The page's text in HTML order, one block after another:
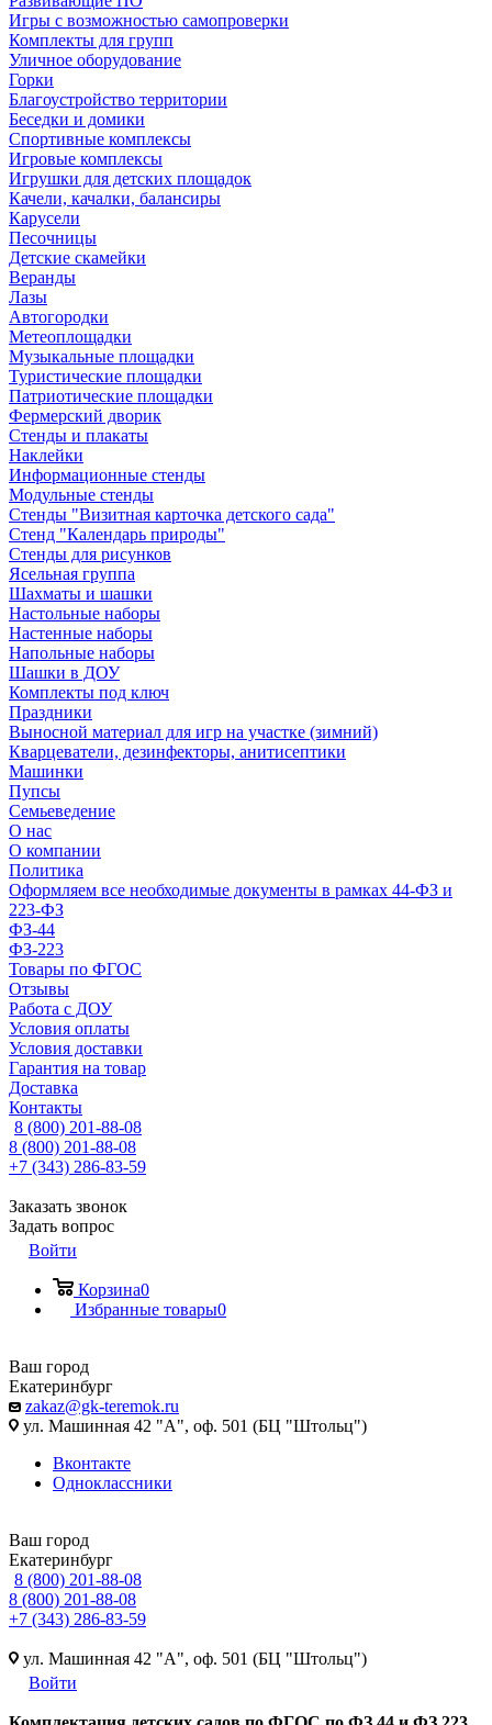
Игры с возможностью самопроверки
Комплекты для групп
Уличное оборудование
Горки
Благоустройство территории
Беседки и домики
Спортивные комплексы
Игровые комплексы
Игрушки для детских площадок
Качели, качалки, балансиры
Карусели
Песочницы
Детские скамейки
Веранды
Лазы
Автогородки
Метеоплощадки
Музыкальные площадки
Туристические площадки
Патриотические площадки
Фермерский дворик
Стенды и плакаты
Наклейки
Информационные стенды
Модульные стенды
Стенды "Визитная карточка детского сада"
Стенд "Календарь природы"
Стенды для рисунков
Ясельная группа
Шахматы и шашки
Настольные наборы
Настенные наборы
Напольные наборы
Шашки в ДОУ
Комплекты под ключ
Праздники
Выносной материал для игр на участке (зимний)
Кварцеватели, дезинфекторы, анитисептики
Машинки
Пупсы
Семьеведение
О нас
О компании
Политика
Оформляем все необходимые документы в рамках 44-ФЗ и
223-ФЗ
ФЗ-44
ФЗ-223
Товары по ФГОС
Отзывы
Работа с ДОУ
Условия оплаты
Условия доставки
Гарантия на товар
Доставка
Контакты
8 (800) 201-88-08
8 (800) 201-88-08
+7 (343) 286-83-59
Заказать звонок
Задать вопрос
Войти
Корзина0
Избранные товары0
Ваш город
Екатеринбург
zakaz@gk-teremok.ru
ул. Машинная 42 "А", оф. 501 (БЦ "Штольц")
Вконтакте
Одноклассники
Ваш город
Екатеринбург
8 (800) 201-88-08
8 (800) 201-88-08
+7 (343) 286-83-59
ул. Машинная 42 "А", оф. 501 (БЦ "Штольц")
Войти